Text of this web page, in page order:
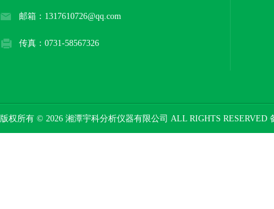
邮箱：1317610726@qq.com
传真：0731-58567326
版权所有 © 2026 湘潭宇科分析仪器有限公司 ALL RIGHTS RESERVED